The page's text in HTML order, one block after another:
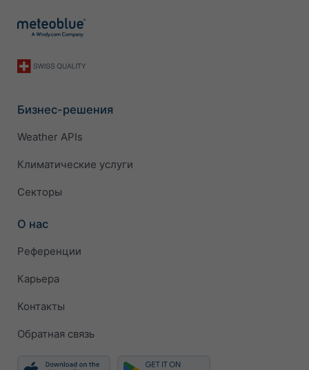
Бизнес-решения
Weather APIs
Климатические услуги
Секторы
О нас
Референции
Карьера
Контакты
Обратная связь